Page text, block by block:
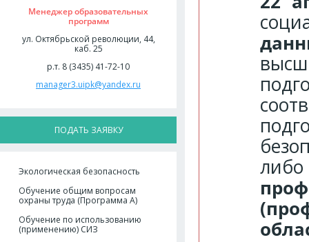
Менеджер образовательных
программ
ул. Октябрьской революции, 44,
каб. 25
р.т. 8 (3435) 41-72-10
manager3.uipk@yandex.ru
ПОДАТЬ ЗАЯВКУ
Экологическая безопасность
Обучение общим вопросам
охраны труда (Программа А)
Обучение по использованию
(применению) СИЗ